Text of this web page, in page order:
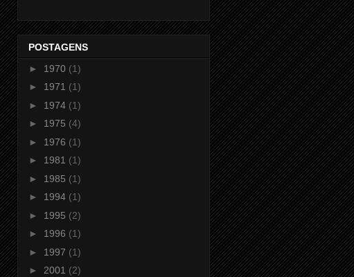
POSTAGENS
► 1970 (1)
► 1971 (1)
► 1974 (1)
► 1975 (4)
► 1976 (1)
► 1981 (1)
► 1985 (1)
► 1994 (1)
► 1995 (2)
► 1996 (1)
► 1997 (1)
► 2001 (2)